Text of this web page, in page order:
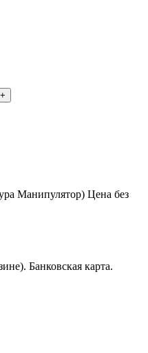
+
Манипулятор) Цена без
Банковская карта.